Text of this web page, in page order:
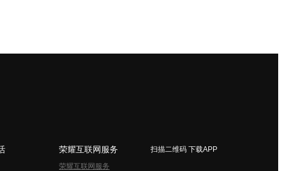
荣耀互联网服务
荣耀互联网服务
扫描二维码 下载APP